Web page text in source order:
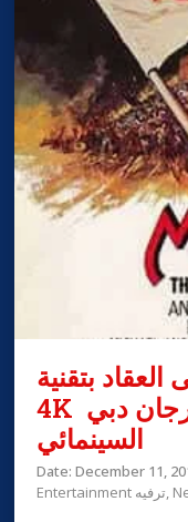
بتقنية
4K الرقمية في مهرجان دبي
السينمائي
Date: December 11,
Entertainment ترفيه